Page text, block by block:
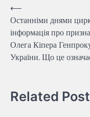
Навігація
записів
⟵
Останніми днями
інформація про
Олега Кіпера
України. Що це
Related